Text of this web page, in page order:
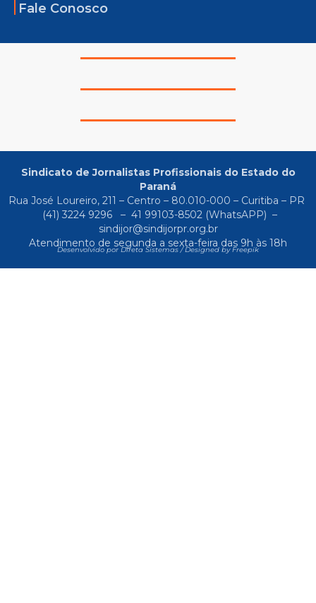
Fale Conosco
Sindicato de Jornalistas Profissionais do Estado do
Paraná
Rua José Loureiro, 211 – Centro – 80.010-000 – Curitiba – PR
(41) 3224 9296
– 41 99103-8502(WhatsAPP) –
sindijor@sindijorpr.org.br
Atendimento de segunda a sexta-feira das 9h às 18h
Desenvolvido por Direta Sistemas /Designed by Freepik